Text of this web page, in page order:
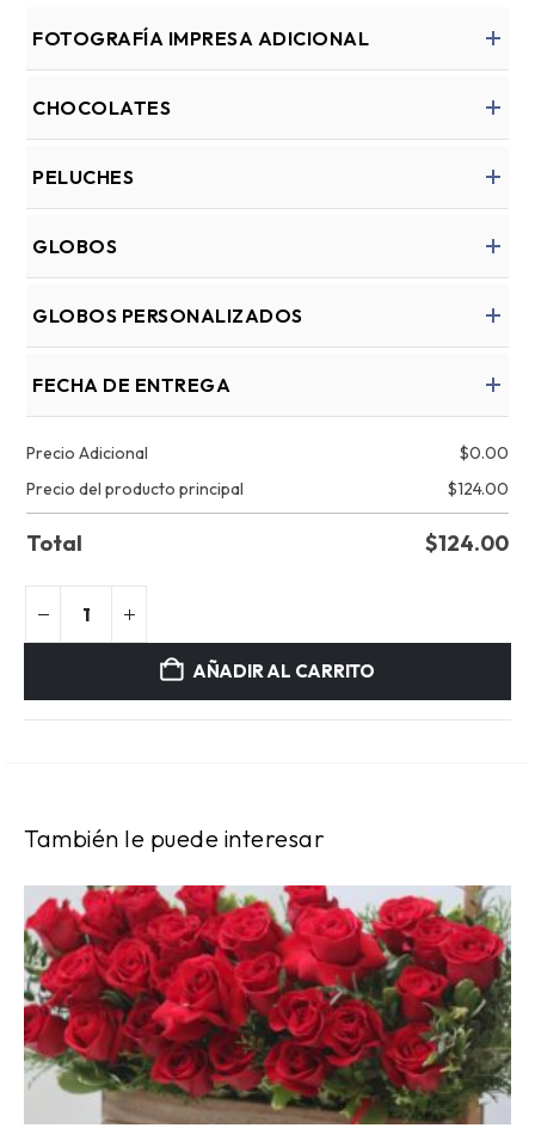
FOTOGRAFÍA IMPRESA ADICIONAL
CHOCOLATES
PELUCHES
GLOBOS
GLOBOS PERSONALIZADOS
FECHA DE ENTREGA
Precio Adicional $0.00
Precio del producto principal
$124.00
Total $124.00
AÑADIR AL CARRITO
También le puede interesar